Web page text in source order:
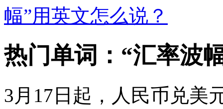
幅”用英文怎么说？
热门单词：“汇率波
3月17日起，人民币兑美